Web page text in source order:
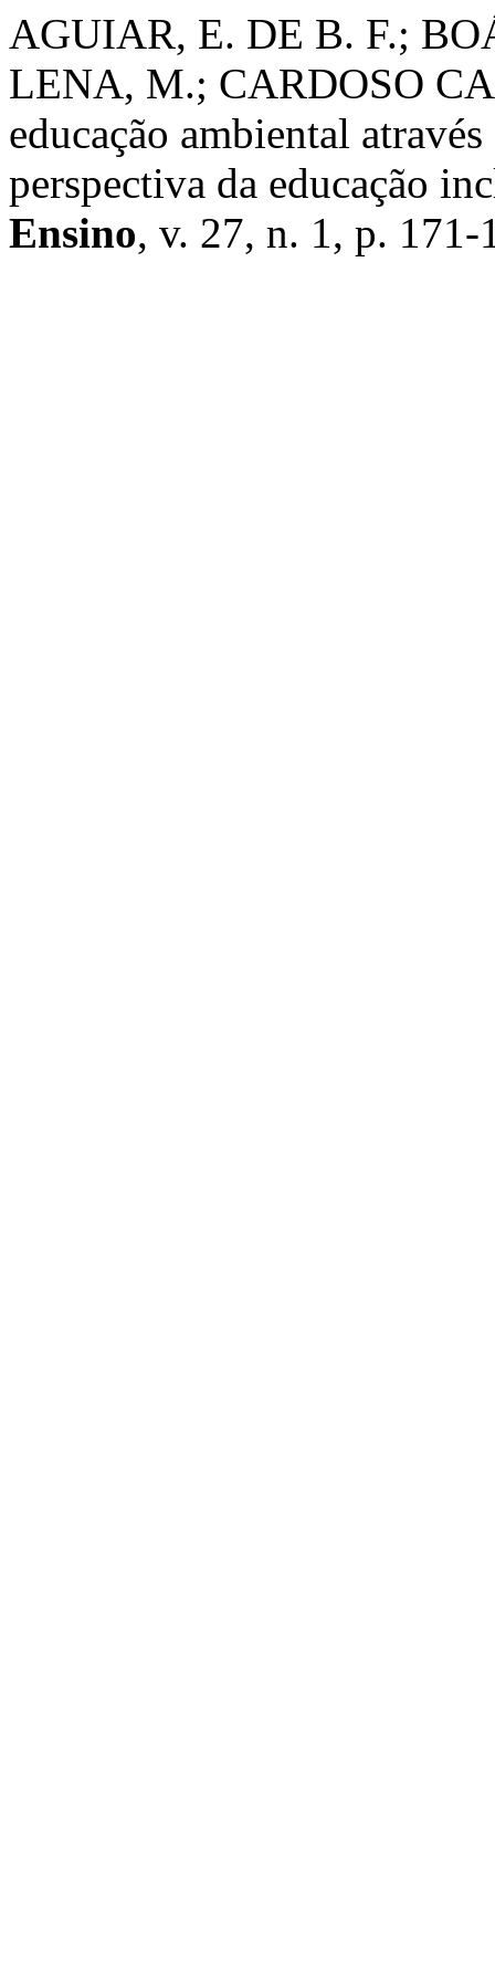
AGUIAR, E. DE B. F.;
LENA, M.; CARDOSO
educação ambiental
perspectiva da educação
Ensino, v. 27, n. 1, p. 171-